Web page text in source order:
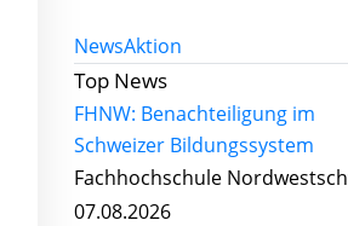
NewsAktion
Top News
FHNW: Benachteiligung im
Schweizer Bildungssystem
Fachhochschule
07.08.2026